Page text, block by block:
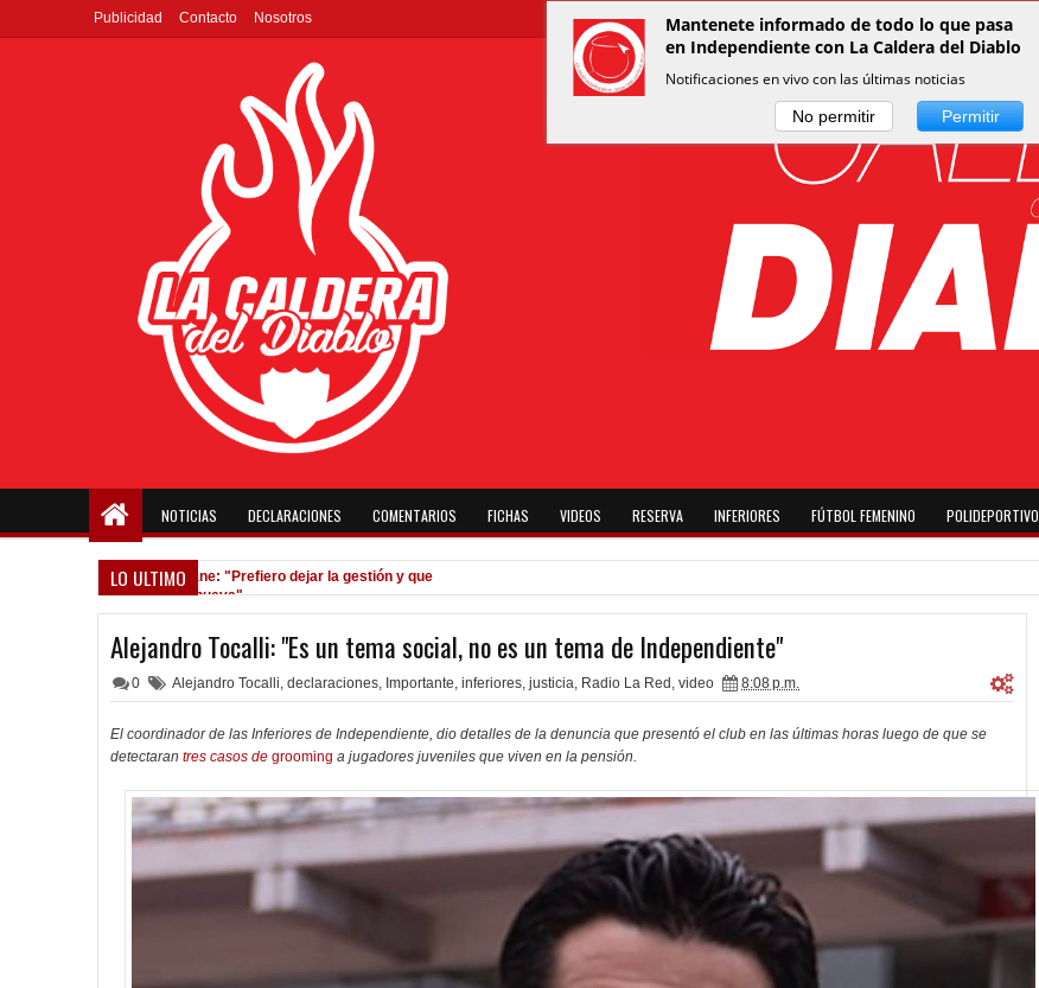
Publicidad Contacto Nosotros
NOTICIAS DECLARACIONES COMENTARIOS FICHAS VIDEOS RESERVA INFERIORES FÚTBOL FEMENINO POLIDEPORTIVO
LO ULTIMO
11:58 PM Seoane: "Prefiero dejar la gestión y que
venga gente nueva"
5:13 PM Goleada histórica de la Reserva
1:52 PM Reclamo millonario de San Martín (SJ)
09:07 AM Godoy desgarrado
e Independiente está en las Inferiores"
11:01 AM 122 años Independiente
Quinteros: "No salió el partido como lo
preparamos"
Frenó en Liniers
Alejandro Tocalli: "Es un tema social, no es un tema de Independiente"
0 Alejandro Tocalli, declaraciones, Importante, inferiores, justicia, Radio La Red , video 8:08 p.m.
El coordinador de las Inferiores de Independiente, dio detalles de la denuncia que presentó el club en las últimas horas luego de que se
detectaran tres casos de grooming a jugadores juveniles que viven en la pensión.
Mantenete informado de todo lo que pasa
en Independiente con La Caldera del Diablo
Notificaciones en vivo con las últimas noticias
No permitir Permitir